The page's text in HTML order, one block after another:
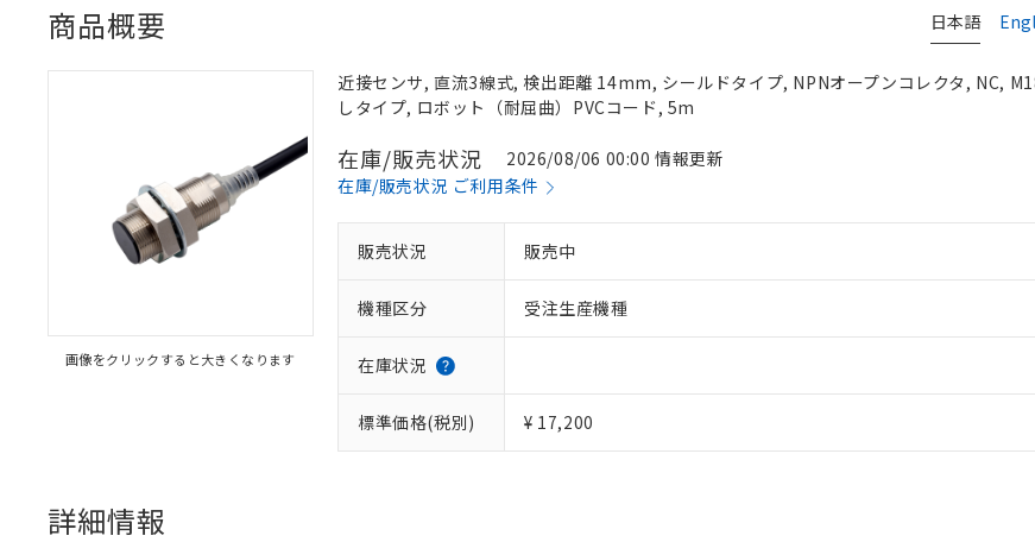
日本語
商品概要
画像をクリックすると大きくなります
近接センサ, 直流3線式, 検出距離 14mm, シールドタイプ, NPNオープンコレクタ, NC,
しタイプ, ロボット（耐屈曲）PVCコード, 5m
在庫/販売状況
2026/08/06 00:00 情報更新
在庫/販売状況 ご利用条件
販売状況 販売中
機種区分 受注生産機種
在庫状況
標準価格(税別) ¥ 17,200
詳細情報